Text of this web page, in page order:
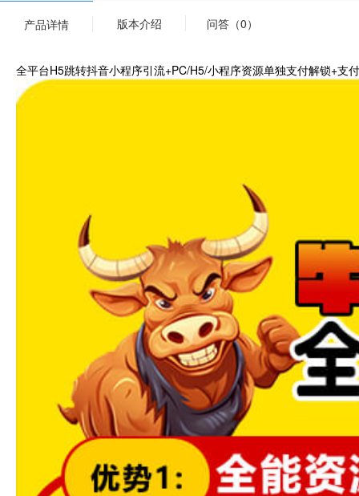
产品详情 版本介绍 问答（0）
全平台H5跳转抖音小程序引流+PC/H5/小程序资源单独支付解锁+支